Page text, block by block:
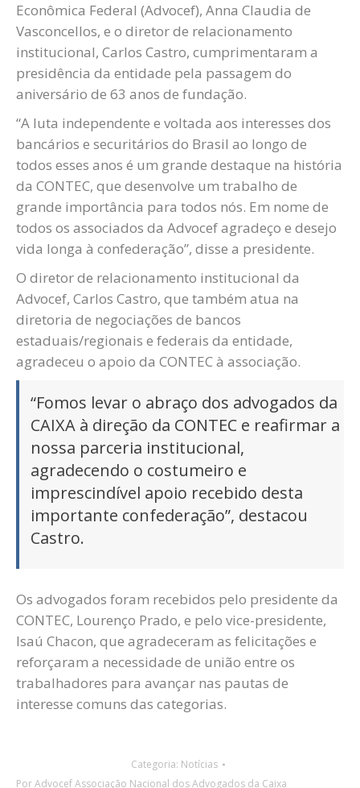
Econômica Federal (Advocef), Anna Claudia de
Vasconcellos, e o diretor de relacionamento
institucional, Carlos Castro, cumprimentaram a
presidência da entidade pela passagem do
aniversário de 63 anos de fundação.
“A luta independente e voltada aos interesses dos
bancários e securitários do Brasil ao longo de
todos esses anos é um grande destaque na história
da CONTEC, que desenvolve um trabalho de
grande importância para todos nós. Em nome de
todos os associados da Advocef agradeço e desejo
vida longa à confederação”, disse a presidente.
O diretor de relacionamento institucional da
Advocef, Carlos Castro, que também atua na
diretoria de negociações de bancos
estaduais/regionais e federais da entidade,
agradeceu o apoio da CONTEC à associação.
“Fomos levar o abraço dos advogados da
CAIXA à direção da CONTEC e reafirmar a
nossa parceria institucional,
agradecendo o costumeiro e
imprescindível apoio recebido desta
importante confederação”, destacou
Castro.
Os advogados foram recebidos pelo presidente da
CONTEC, Lourenço Prado, e pelo vice-presidente,
Isaú Chacon, que agradeceram as felicitações e
reforçaram a necessidade de união entre os
trabalhadores para avançar nas pautas de
interesse comuns das categorias.
Categoria: Notícias
PorAdvocef Associação Nacional dos Advogados da Caixa